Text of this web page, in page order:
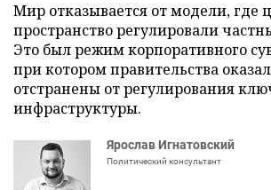
Мир отказывается от модели, где
пространство регулировали
Это был режим корпоративного
при котором правительства
отстранены от регулирования
инфраструктуры.
Ярослав Игнатовский
Политический консультант